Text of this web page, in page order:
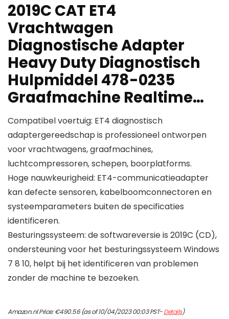
2019C CAT ET4
Vrachtwagen
Diagnostische Adapter
Heavy Duty Diagnostisch
Hulpmiddel 478-0235
Graafmachine Realtime…
Compatibel voertuig: ET4 diagnostisch
adaptergereedschap is professioneel ontworpen
voor vrachtwagens, graafmachines,
luchtcompressoren, schepen, boorplatforms.
Hoge nauwkeurigheid: ET4-communicatieadapter
kan defecte sensoren, kabelboomconnectoren en
systeemparameters buiten de specificaties
identificeren.
Besturingssysteem: de softwareversie is 2019C (CD),
ondersteuning voor het besturingssysteem Windows
7 8 10, helpt bij het identificeren van problemen
zonder de machine te bezoeken.
Amazon.nl Price:€490.56(as of 10/04/2023 00:03 PST-Details)